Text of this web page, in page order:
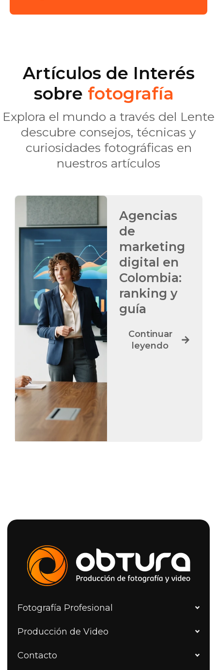
Artículos de Interés
sobre fotografía
Explora el mundo a través del Lente
descubre consejos, técnicas y
curiosidades fotográficas en
nuestros artículos
Agencias
de
marketing
digital en
Colombia:
ranking y
guía
Continuar
leyendo
Fotografía Profesional
Producción de Video
Contacto